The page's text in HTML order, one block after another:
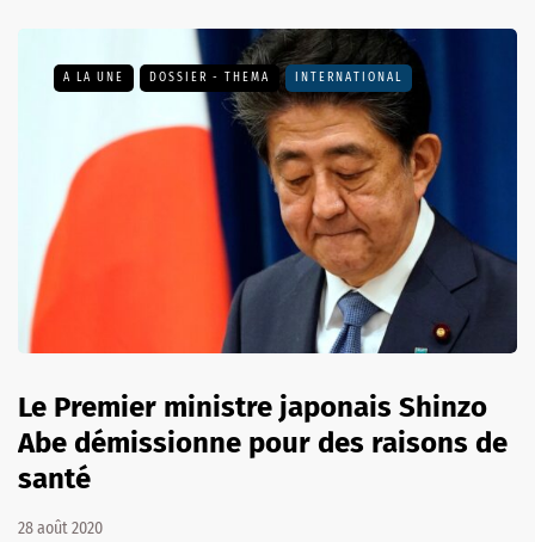
A LA UNE DOSSIER - THEMA INTERNATIONAL
Le Premier ministre japonais Shinzo
Abe démissionne pour des raisons de
santé
28 août 2020